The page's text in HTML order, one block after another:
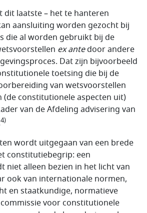
laatste – het te hanteren
aansluiting worden gezocht bij
die al worden gebruikt bij de
ex antedoor andere
Dat zijn bijvoorbeeld
toetsing die bij de
van wetsvoorstellen
constitutionele aspecten uit)
van de Afdeling advisering van
4)
wordt uitgegaan van een brede
constitutiebegrip: een
niet alleen bezien in het licht van
ook van internationale normen,
en staatkundige, normatieve
voor constitutionele